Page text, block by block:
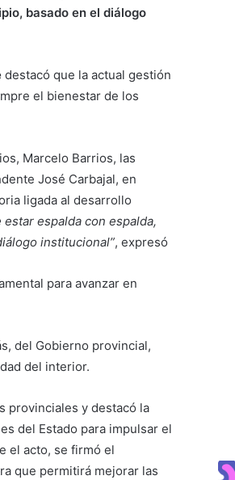
basado en el diálogo
destacó que la actual gestión
el bienestar de los
Marcelo Barrios, las
José Carbajal, en
ligada al desarrollo
espalda con espalda,
institucional”, expresó
para avanzar en
del Gobierno provincial,
del interior.
provinciales y destacó la
del Estado para impulsar el
el acto, se firmó el
que permitirá mejorar las